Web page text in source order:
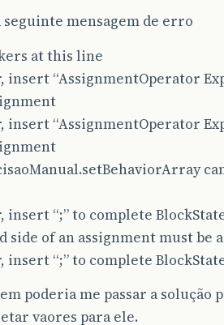
seguinte mensagem de erro
at this line
insert “AssignmentOperator
insert “AssignmentOperator
insert “;” to complete
side of an assignment must be
insert “;” to complete
poderia me passar a solução
vaores para ele.